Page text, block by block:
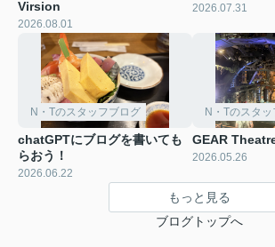
Virsion
2026.08.01
2026.07.31
N・Tのスタッフブログ
chatGPTにブログを書いても
らおう！
2026.06.22
N・Tのスタ
GEAR
2026.05.26
もっと見る
ブログトップへ